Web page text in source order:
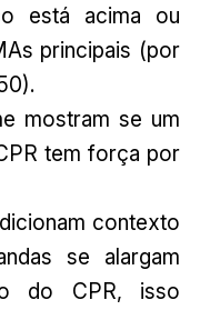
está acima ou
principais (por
mostram se um
tem força por
contexto
se alargam
do CPR, isso